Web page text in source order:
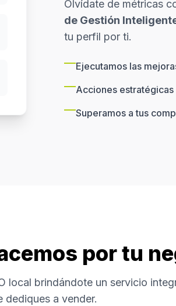
Olvídate de métricas
de Gestión
tu perfil por ti.
Ejecutamos las
Acciones
Superamos a tus
por tu
local brindándote un servicio
dediques a vender.